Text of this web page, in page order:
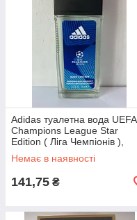
Adidas туалетна вода UEFA
Champions League Star
Edition ( Ліга Чемпіонів ),
Адідас стар эдишен 75 ml
Немає в наявності
141,75 ₴